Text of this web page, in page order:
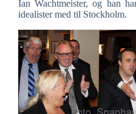
Ian Wachtmeister, og han
idealister med til Stockholm.